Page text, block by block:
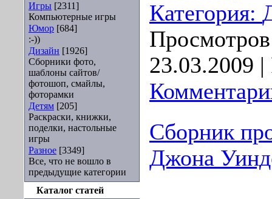
Игры [2311]
Компьютерные игры
Юмор [684]
:-))
Дизайн [1926]
Сборники фото,
шаблоны сайтов/
фотошоп, смайлы,
фоторамки
Детям [205]
Раскраски, книжки,
поделки, настольные
игры
Разное [3349]
Все, что не вошло в
предыдущие категории
Каталог статей
Категория:
23.03.2009 |
Сборник
Джона